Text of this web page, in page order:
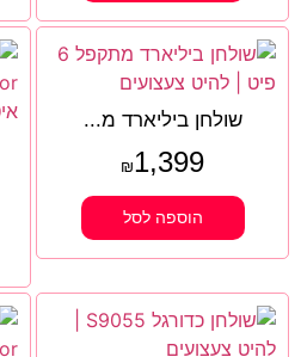
שולחן ביליארד מ...
₪1,399
הוספה לסל